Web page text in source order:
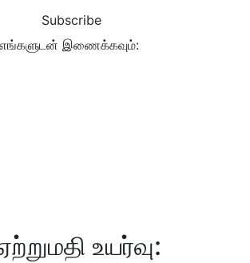
Subscribe
இணைக்கவும்:
உயர்வு: